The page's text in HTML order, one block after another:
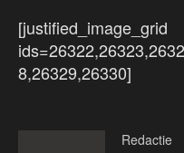
[justified_image_grid
8,26329,26330]
Redactie